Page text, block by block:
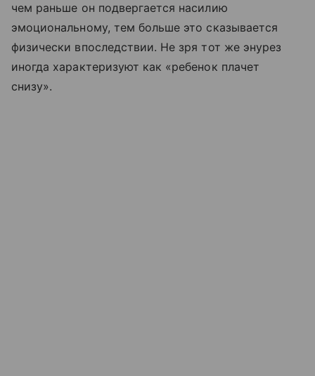
чем раньше он подвергается насилию
эмоциональному, тем больше это сказывается
физически впоследствии. Не зря тот же энурез
иногда характеризуют как «ребенок плачет
снизу».